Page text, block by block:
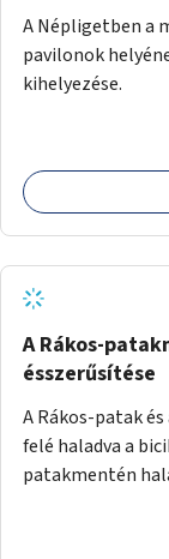
A Népligetben a
pavilonok
kihelyezése.
A Rákos-
ésszerűsítése
A Rákos-patak
felé haladva a
patakmentén